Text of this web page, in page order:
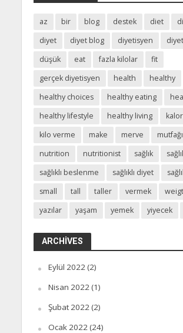
az bir blog destek diet
diyet
diyet blog diyetisyen
düşük
eat fazla kilolar
fit
gerçek diyetisyen
health
healthy
healthy choices
healthy eating
healthy lifestyle
healthy living
kilo verme
make merve
mutfağı
nutrition
nutritionist sağlık
sağlıklı beslenme
sağlıklı diyet
small
tall taller vermek
yazılar
yaşam yemek yiyecek
ARCHIVES
Eylül 2022(2)
Nisan 2022(1)
Şubat 2022(2)
Ocak 2022(24)